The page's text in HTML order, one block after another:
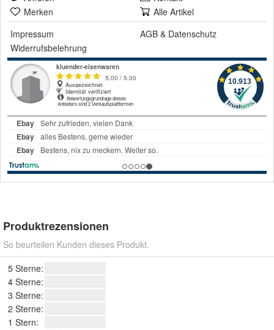
Merken
Alle Artikel
Impressum
AGB & Datenschutz
Widerrufsbelehrung
Produktrezensionen
So beurteilen Kunden dieses Produkt.
5 Sterne:
4 Sterne:
3 Sterne:
2 Sterne:
1 Stern: